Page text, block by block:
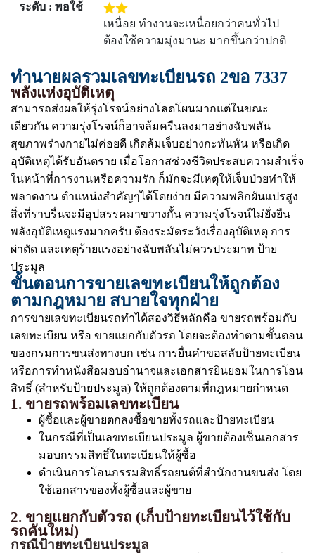
ระดับ : พอใช้
เหนื่อย ทำงานจะเหนื่อยกว่าคนทั่วไป
ต้องใช้ความมุ่งมานะ มากขึ้นกว่าปกติ
ทำนายผลรวมเลขทะเบียนรถ 2ขอ 7337
พลังแห่งอุบัติเหตุ
สามารถส่งผลให้รุ่งโรจน์อย่างโลดโผนมากแต่ในขณะ
เดียวกัน ความรุ่งโรจน์ก็อาจล้มครืนลงมาอย่างฉับพลัน
สุขภาพร่างกายไม่ค่อยดี เกิดล้มเจ็บอย่างกะทันหัน หรือเกิด
อุบัติเหตุได้รับอันตราย เมื่อโอกาสช่วงชีวิตประสบความสำเร็จ
ในหน้าที่การงานหรือความรัก ก็มักจะมีเหตุให้เจ็บป่วยทำให้
พลาดงาน ตำแหน่งสำคัญๆได้โดยง่าย มีความพลิกผันแปรสูง
สิ่งที่ราบรื่นจะมีอุปสรรคมาขวางกั้น ความรุ่งโรจน์ไม่ยั่งยืน
พลังอุบัติเหตุแรงมากครับ ต้องระมัดระวังเรื่องอุบัติเหตุ การ
ผ่าตัด และเหตุร้ายแรงอย่างฉับพลันไม่ควรประมาท ป้าย
ประมูล
ขั้นตอนการขายเลขทะเบียนให้ถูกต้อง
ตามกฎหมาย สบายใจทุกฝ่าย
การขายเลขทะเบียนรถทำได้สองวิธีหลักคือ ขายรถพร้อมกับ
เลขทะเบียน หรือ ขายแยกกับตัวรถ โดยจะต้องทำตามขั้นตอน
ของกรมการขนส่งทางบก เช่น การยื่นคำขอสลับป้ายทะเบียน
หรือการทำหนังสือมอบอำนาจและเอกสารยินยอมในการโอน
สิทธิ์ (สำหรับป้ายประมูล) ให้ถูกต้องตามที่กฎหมายกำหนด
1. ขายรถพร้อมเลขทะเบียน
ผู้ซื้อและผู้ขายตกลงซื้อขายทั้งรถและป้ายทะเบียน
ในกรณีที่เป็นเลขทะเบียนประมูล ผู้ขายต้องเซ็นเอกสาร
มอบกรรมสิทธิ์ในทะเบียนให้ผู้ซื้อ
ดำเนินการโอนกรรมสิทธิ์รถยนต์ที่สำนักงานขนส่ง โดย
ใช้เอกสารของทั้งผู้ซื้อและผู้ขาย
2. ขายแยกกับตัวรถ (เก็บป้ายทะเบียนไว้ใช้กับ
รถคันใหม่)
กรณีป้ายทะเบียนประมูล